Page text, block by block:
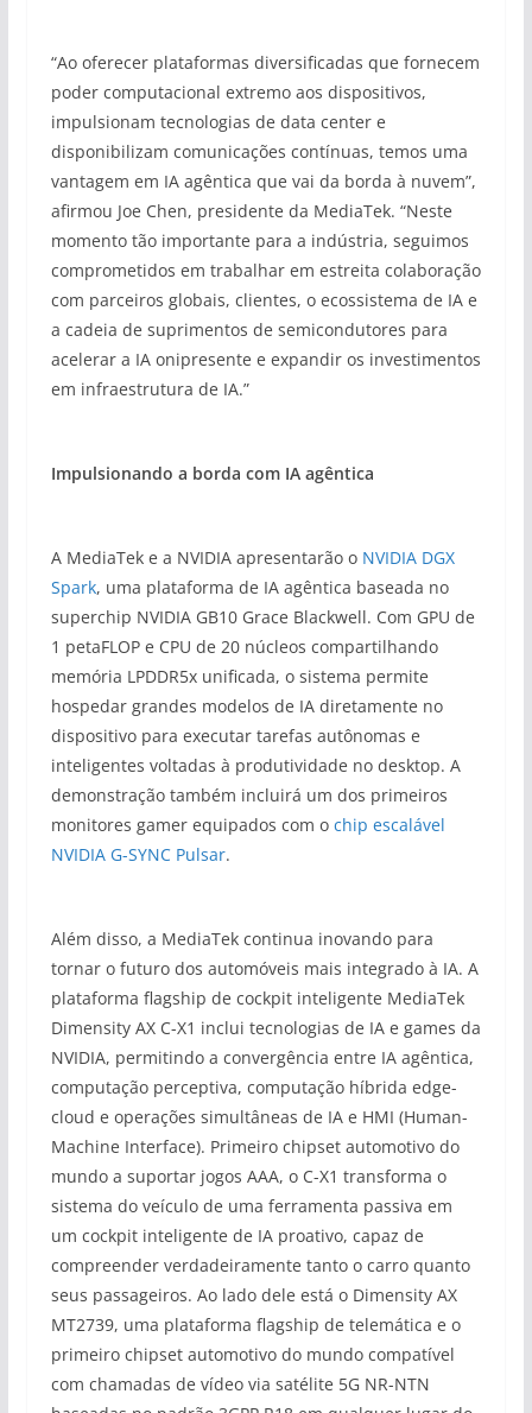
“Ao oferecer plataformas diversificadas que fornecem
poder computacional extremo aos dispositivos,
impulsionam tecnologias de data center e
disponibilizam comunicações contínuas, temos uma
vantagem em IA agêntica que vai da borda à nuvem”,
afirmou Joe Chen, presidente da MediaTek. “Neste
momento tão importante para a indústria, seguimos
comprometidos em trabalhar em estreita colaboração
com parceiros globais, clientes, o ecossistema de IA e
a cadeia de suprimentos de semicondutores para
acelerar a IA onipresente e expandir os investimentos
em infraestrutura de IA.”
Impulsionando a borda com IA agêntica
A MediaTek e a NVIDIA apresentarão o NVIDIA DGX
Spark, uma plataforma de IA agêntica baseada no
superchip NVIDIA GB10 Grace Blackwell. Com GPU de
1 petaFLOP e CPU de 20 núcleos compartilhando
memória LPDDR5x unificada, o sistema permite
hospedar grandes modelos de IA diretamente no
dispositivo para executar tarefas autônomas e
inteligentes voltadas à produtividade no desktop. A
demonstração também incluirá um dos primeiros
monitores gamer equipados com o chip escalável
NVIDIA G-SYNC Pulsar.
Além disso, a MediaTek continua inovando para
tornar o futuro dos automóveis mais integrado à IA. A
plataforma flagship de cockpit inteligente MediaTek
Dimensity AX C-X1 inclui tecnologias de IA e games da
NVIDIA, permitindo a convergência entre IA agêntica,
computação perceptiva, computação híbrida edge-
cloud e operações simultâneas de IA e HMI (Human-
Machine Interface). Primeiro chipset automotivo do
mundo a suportar jogos AAA, o C-X1 transforma o
sistema do veículo de uma ferramenta passiva em
um cockpit inteligente de IA proativo, capaz de
compreender verdadeiramente tanto o carro quanto
seus passageiros. Ao lado dele está o Dimensity AX
MT2739, uma plataforma flagship de telemática e o
primeiro chipset automotivo do mundo compatível
com chamadas de vídeo via satélite 5G NR-NTN